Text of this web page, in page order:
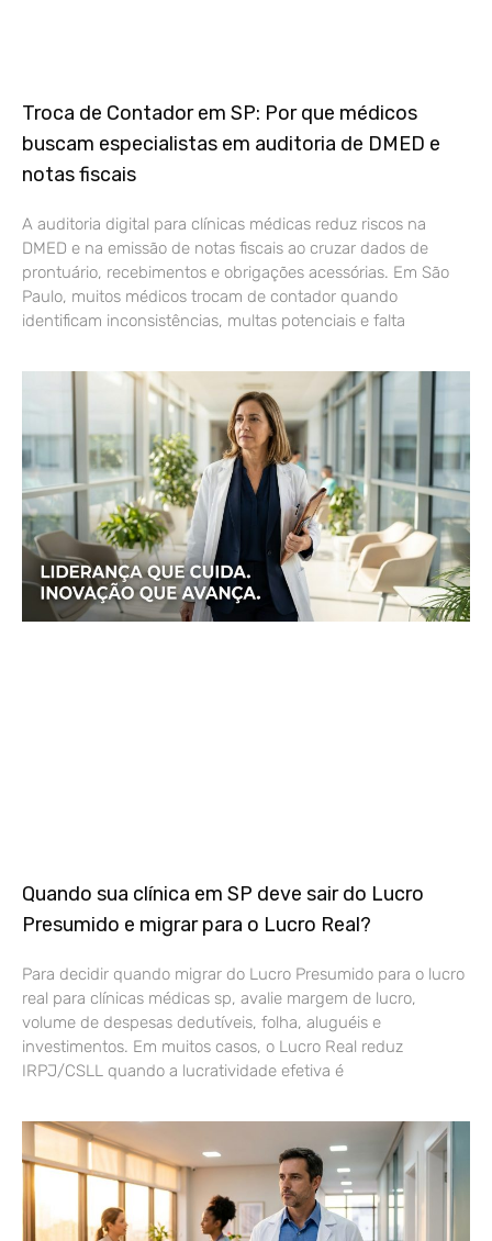
Troca de Contador em SP: Por que médicos
buscam especialistas em auditoria de DMED e
notas fiscais
A auditoria digital para clínicas médicas reduz riscos na
DMED e na emissão de notas fiscais ao cruzar dados de
prontuário, recebimentos e obrigações acessórias. Em São
Paulo, muitos médicos trocam de contador quando
identificam inconsistências, multas potenciais e falta
Quando sua clínica em SP deve sair do Lucro
Presumido e migrar para o Lucro Real?
Para decidir quando migrar do Lucro Presumido para o lucro
real para clínicas médicas sp, avalie margem de lucro,
volume de despesas dedutíveis, folha, aluguéis e
investimentos. Em muitos casos, o Lucro Real reduz
IRPJ/CSLL quando a lucratividade efetiva é